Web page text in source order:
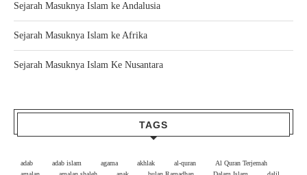
Sejarah Masuknya Islam ke Andalusia
Sejarah Masuknya Islam ke Afrika
Sejarah Masuknya Islam Ke Nusantara
TAGS
adab adab islam agama akhlak al-quran
Al Quran Terjemah